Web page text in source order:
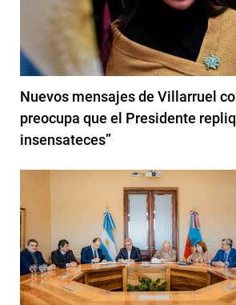
Nuevos mensajes de Villarruel
preocupa que el Presidente
insensateces”